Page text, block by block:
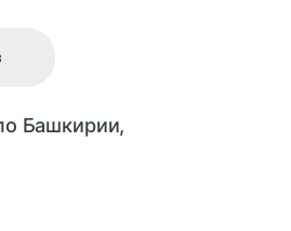
Башкирии,